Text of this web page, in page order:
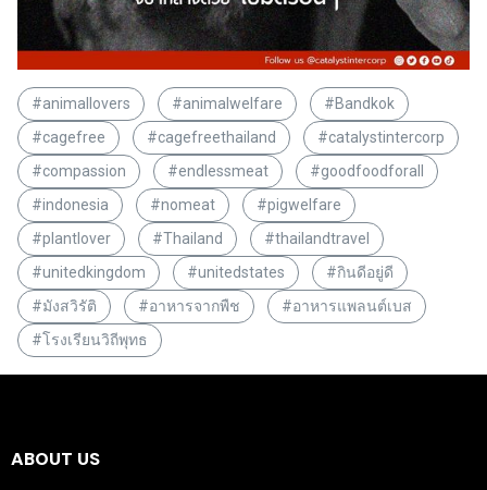
#animallovers #animalwelfare
#Bandkok
#cagefree
#cagefreethailand
#catalystintercorp
#compassion
#endlessmeat
#goodfoodforall
#indonesia
#nomeat
#pigwelfare
#plantlover
#Thailand
#thailandtravel
#unitedkingdom
#unitedstates
#กินดีอยู่ดี
#มังสวิรัติ
#อาหารจากพืช
#อาหารแพลนต์เบส
#โรงเรียนวิถีพุทธ
ABOUT US